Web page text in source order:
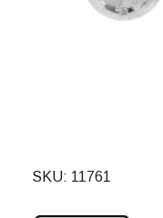
SKU 11761